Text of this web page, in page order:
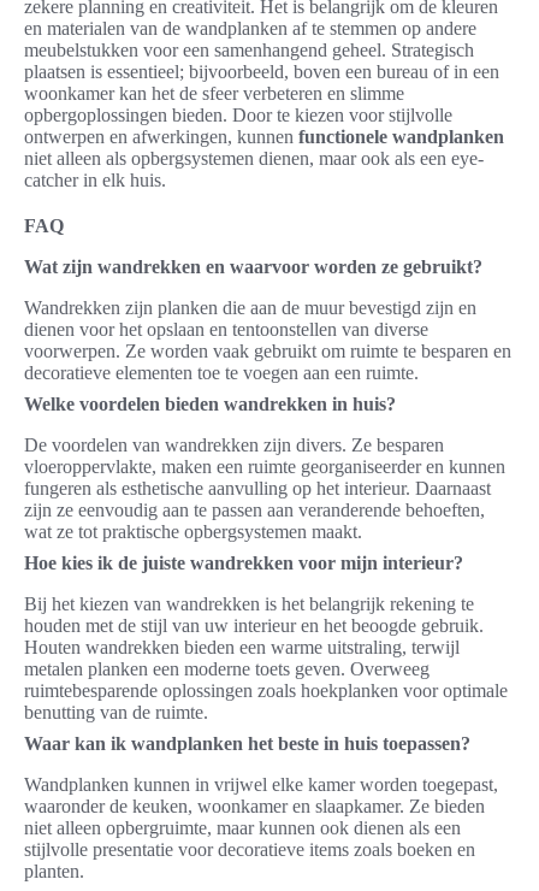
zekere planning en creativiteit. Het is belangrijk om de kleuren
en materialen van de wandplanken af te stemmen op andere
meubelstukken voor een samenhangend geheel. Strategisch
plaatsen is essentieel; bijvoorbeeld, boven een bureau of in een
woonkamer kan het de sfeer verbeteren en slimme
opbergoplossingen bieden. Door te kiezen voor stijlvolle
ontwerpen en afwerkingen, kunnen functionele wandplanken
niet alleen als opbergsystemen dienen, maar ook als een eye-
catcher in elk huis.
FAQ
Wat zijn wandrekken en waarvoor worden ze gebruikt?
Wandrekken zijn planken die aan de muur bevestigd zijn en
dienen voor het opslaan en tentoonstellen van diverse
voorwerpen. Ze worden vaak gebruikt om ruimte te besparen en
decoratieve elementen toe te voegen aan een ruimte.
Welke voordelen bieden wandrekken in huis?
De voordelen van wandrekken zijn divers. Ze besparen
vloeroppervlakte, maken een ruimte georganiseerder en kunnen
fungeren als esthetische aanvulling op het interieur. Daarnaast
zijn ze eenvoudig aan te passen aan veranderende behoeften,
wat ze tot praktische opbergsystemen maakt.
Hoe kies ik de juiste wandrekken voor mijn interieur?
Bij het kiezen van wandrekken is het belangrijk rekening te
houden met de stijl van uw interieur en het beoogde gebruik.
Houten wandrekken bieden een warme uitstraling, terwijl
metalen planken een moderne toets geven. Overweeg
ruimtebesparende oplossingen zoals hoekplanken voor optimale
benutting van de ruimte.
Waar kan ik wandplanken het beste in huis toepassen?
Wandplanken kunnen in vrijwel elke kamer worden toegepast,
waaronder de keuken, woonkamer en slaapkamer. Ze bieden
niet alleen opbergruimte, maar kunnen ook dienen als een
stijlvolle presentatie voor decoratieve items zoals boeken en
planten.